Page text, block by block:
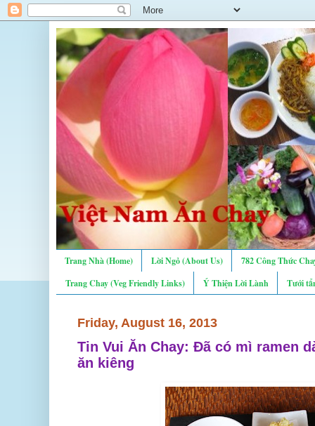
Trang Nhà (Home) Lời Ngỏ (About Us)
782 Công Thức
Trang Chay (Veg Friendly Links)
Ý Thiện Lời Lành Tưới
Friday, August 16, 2013
Tin Vui Ăn Chay: Đã có mì ramen
ăn kiêng